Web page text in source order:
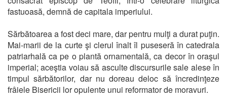
fastuoasă, demnă de capitala imperiului.
Sărbătoarea a fost deci mare, dar pentru mulţi a durat puţin.
Mai-marii de la curte şi clerul înalt îl puseseră în catedrala
patriarhală ca pe o plantă ornamentală, ca decor în oraşul
imperial; aceştia voiau să asculte discursurile sale alese în
timpul sărbătorilor, dar nu doreau deloc să încredinţeze
frâiele Bisericii lor opulente unui reformator de moravuri.